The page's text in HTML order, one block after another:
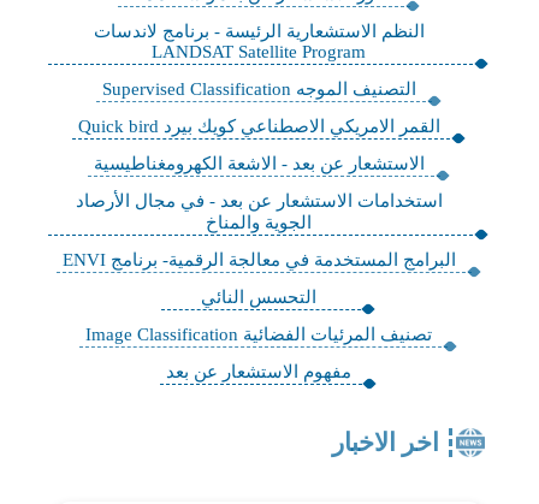
النظم الاستشعارية الرئيسة - برنامج لاندسات
LANDSAT Satellite Program
التصنيف الموجه Supervised Classification
القمر الامريكي الاصطناعي كويك بيرد Quick bird
الاستشعار عن بعد - الاشعة الكهرومغناطيسية
استخدامات الاستشعار عن بعد - في مجال الأرصاد
الجوية والمناخ
البرامج المستخدمة في معالجة الرقمية- برنامج ENVI
التحسس النائي
تصنيف المرئيات الفضائية Image Classification
مفهوم الاستشعار عن بعد
اخر الاخبار